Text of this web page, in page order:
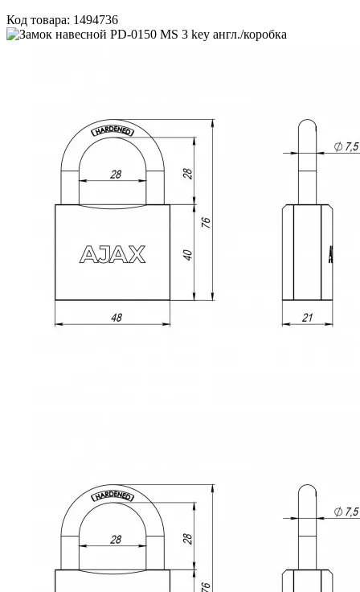
Код товара: 1494736